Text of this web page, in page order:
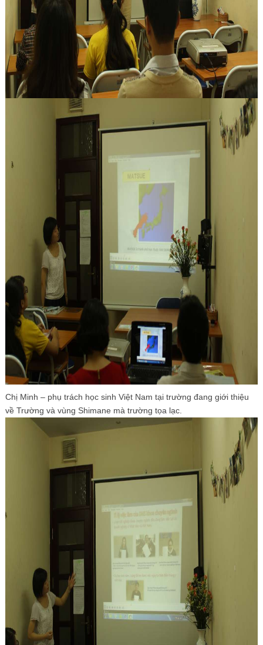
Chị Minh – phụ trách học sinh Việt Nam tại trường đang giới thiệu
về Trường và vùng Shimane mà trường tọa lạc.